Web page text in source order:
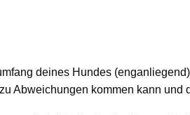
deines Hundes
Abweichungen kommen kann